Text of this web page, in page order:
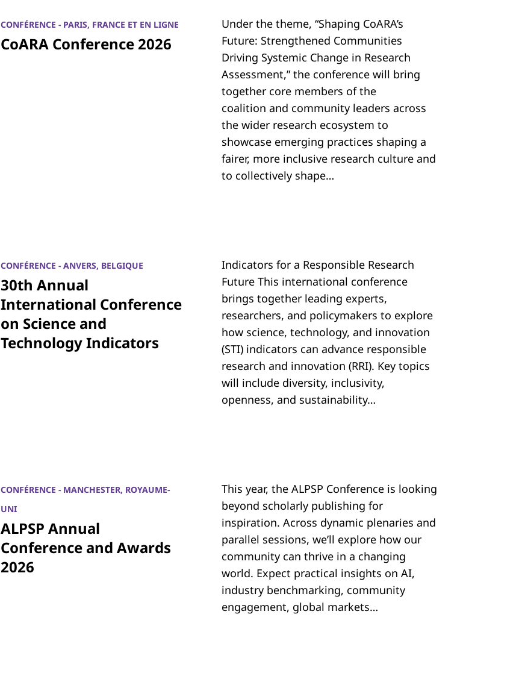
CONFÉRENCE - PARIS, FRANCE ET EN LIGNE
CoARA Conference 2026
Under the theme, “Shaping CoARA’s
Future: Strengthened Communities
Driving Systemic Change in Research
Assessment,” the conference will bring
together core members of the
coalition and community leaders across
the wider research ecosystem to
showcase emerging practices shaping a
fairer, more inclusive research culture and
to collectively shape…
CONFÉRENCE - ANVERS, BELGIQUE
30th Annual
International Conference
on Science and
Technology Indicators
Indicators for a Responsible Research
Future This international conference
brings together leading experts,
researchers, and policymakers to explore
how science, technology, and innovation
(STI) indicators can advance responsible
research and innovation (RRI). Key topics
will include diversity, inclusivity,
openness, and sustainability…
CONFÉRENCE - MANCHESTER, ROYAUME-
UNI
ALPSP Annual
Conference and Awards
2026
This year, the ALPSP Conference is looking
beyond scholarly publishing for
inspiration. Across dynamic plenaries and
parallel sessions, we’ll explore how our
community can thrive in a changing
world. Expect practical insights on AI,
industry benchmarking, community
engagement, global markets…